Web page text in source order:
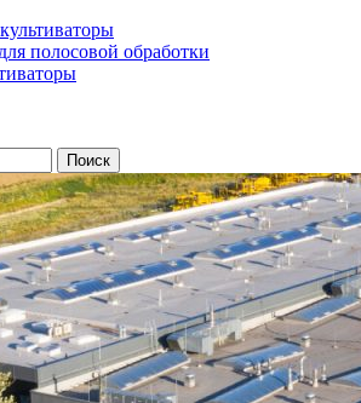
полосовой обработки